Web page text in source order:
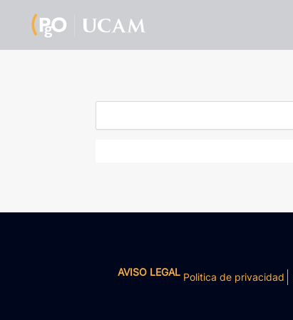
AVISO LEGALPolitica de privacidad